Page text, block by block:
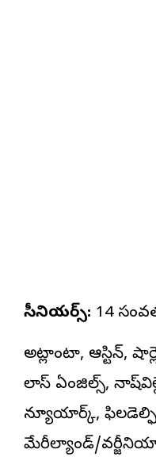
సీనియర్స్: 14
అట్లాంటా, ఆస్టిన్,
లాస్ ఏంజిల్స్,
న్యూయార్క్,
మేరీల్యాండ్/